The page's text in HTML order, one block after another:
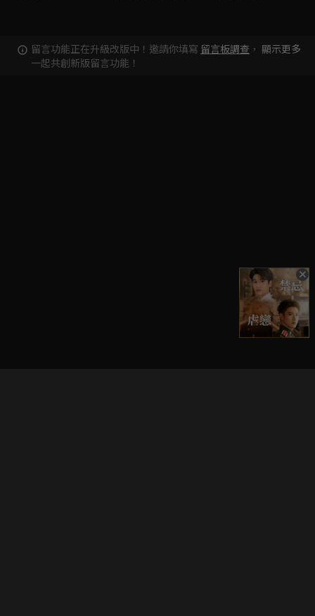
留言功能正在升級改版中！邀請你填寫 留言板調查 ，
一起共創新版留言功能！
顯示更多